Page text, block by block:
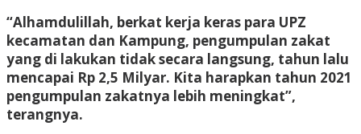
“Alhamdulillah, berkat kerja keras para UPZ
kecamatan dan Kampung, pengumpulan zakat
yang di lakukan tidak secara langsung, tahun lalu
mencapai Rp 2,5 Milyar. Kita harapkan tahun 2021
pengumpulan zakatnya lebih meningkat”,
terangnya.